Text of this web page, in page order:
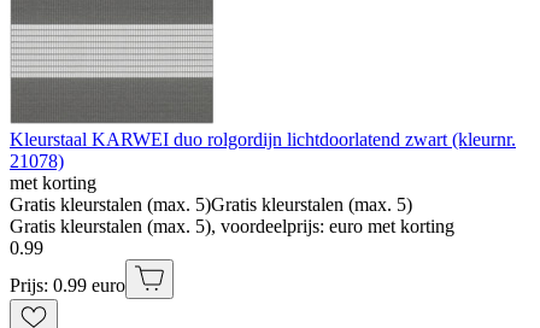
Kleurstaal KARWEI duo rolgordijn lichtdoorlatend zwart (kleurnr.
21078)
met korting
Gratis kleurstalen (max. 5)Gratis kleurstalen (max. 5)
Gratis kleurstalen (max. 5), voordeelprijs: euro met korting
0.99
Prijs: 0.99 euro